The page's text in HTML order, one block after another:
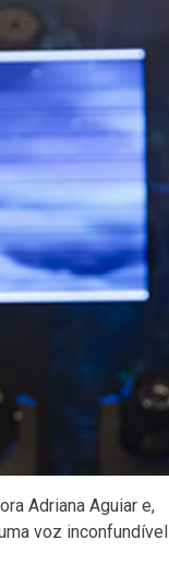
Adriana Aguiar e,
voz inconfundível